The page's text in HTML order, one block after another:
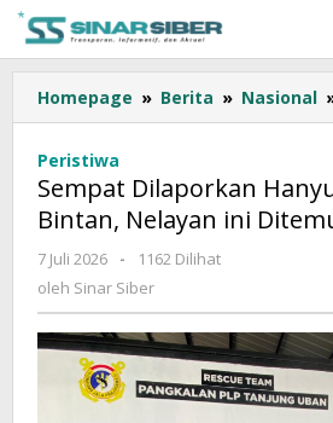
Lewati
konten
Homepage » Berita » Nasional
Peristiwa
Sempat Dilaporkan
Bintan, Nelayan ini
7 Juli 2026
oleh
Sinar
-
1162 Dilihat
oleh Sinar Siber